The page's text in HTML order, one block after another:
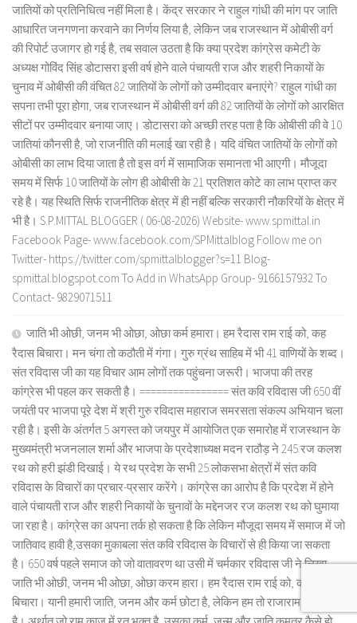
जातियों को प्रतिनिधित्व नहीं मिला है। केंद्र सरकार ने राहुल गांधी की मांग पर जाति
आधारित जनगणना करवाने का निर्णय लिया है, लेकिन जब राजस्थान में ओबीसी वर्ग
की रिपोर्ट उजागर हो गई है, तब सवाल उठता है कि क्या प्रदेश कांग्रेस कमेटी के
अध्यक्ष गोविंद सिंह डोटासरा इसी वर्ष होने वाले पंचायती राज और शहरी निकायों के
चुनाव में ओबीसी की वंचित 82 जातियों के लोगों को उम्मीदवार बनाएंगे? राहुल गांधी का
सपना तभी पूरा होगा, जब राजस्थान में ओबीसी वर्ग की 82 जातियों के लोगों को आरक्षित
सीटों पर उम्मीदवार बनाया जाए। डोटासरा को अच्छी तरह पता है कि ओबीसी की वे 10
जातियां कौनसी है, जो राजनीति की मलाई खा रही है। यदि वंचित जातियों के लोगों को
ओबीसी का लाभ दिया जाता है तो इस वर्ग में सामाजिक समानता भी आएगी। मौजूदा
समय में सिर्फ 10 जातियों के लोग ही ओबीसी के 21 प्रतिशत कोटे का लाभ प्राप्त कर
रहे है। यह स्थिति सिर्फ राजनीतिक क्षेत्र में ही नहीं बल्कि सरकारी नौकरियों के क्षेत्र में
भी है। S.P.MITTAL BLOGGER ( 06-08-2026) Website- www.spmittal.in
Facebook Page- www.facebook.com/SPMittalblog Follow me on
Twitter- https://twitter.com/spmittalblogger?s=11 Blog-
spmittal.blogspot.com To Add in WhatsApp Group- 9166157932 To
Contact- 9829071511
जाति भी ओछी, जनम भी ओछा, ओछा कर्म हमारा। हम रैदास राम राई को, कह
रैदास बिचारा। मन चंगा तो कठौती में गंगा। गुरु ग्रंथ साहिब में भी 41 वाणियों के शब्द।
संत रविदास जी का यह विचार आम लोगों तक पहुंचना जरूरी। भाजपा की तरह
कांग्रेस भी पहल कर सकती है। ================ संत कवि रविदास जी 650 वीं
जयंती पर भाजपा पूरे देश में श्री गुरु रविदास महाराज समरसता संकल्प अभियान चला
रही है। इसी के अंतर्गत 5 अगस्त को जयपुर में आयोजित एक समारोह में राजस्थान के
मुख्यमंत्री भजनलाल शर्मा और भाजपा के प्रदेशाध्यक्ष मदन राठौड़ ने 245 रज कलश
रथ को हरी झंडी दिखाई। ये रथ प्रदेश के सभी 25 लोकसभा क्षेत्रों में संत कवि
रविदास के विचारों का प्रचार-प्रसार करेंगे। कांग्रेस का आरोप है कि प्रदेश में होने
वाले पंचायती राज और शहरी निकायों के चुनावों के मद्देनजर रज कलश रथ को घुमाया
जा रहा है। कांग्रेस का अपना तर्क हो सकता है कि लेकिन मौजूदा समय में समाज में जो
जातिवाद हावी है,उसका मुकाबला संत कवि रविदास के विचारों से ही किया जा सकता
है। 650 वर्ष पहले समाज को जो वातावरण था उसी में चर्मकार रविदास जी ने लिखा,
जाति भी ओछी, जनम भी ओछा, ओछा करम हारा। हम रैदास राम राई को, कह रैदास
बिचारा। यानी हमारी जाति, जनम और कर्म छोटा है, लेकिन हम तो राजाराम के अनुचर